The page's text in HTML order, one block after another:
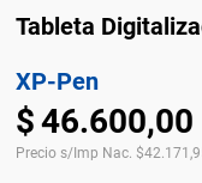
Tableta
XP-Pen
$46.600,00
Precio s/Imp Nac. $